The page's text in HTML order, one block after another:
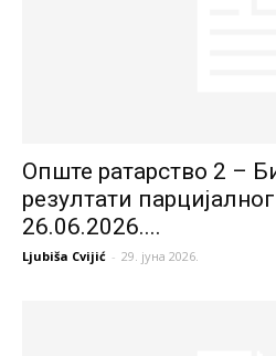
Опште ратарство 2 –
резултати
26.06.2026....
Ljubiša Cvijić - 29. јуна 2026.